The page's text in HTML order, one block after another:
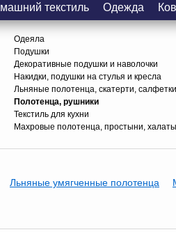
текстиль Одежда
Одеяла
Подушки
Декоративные подушки и наволочки
Накидки, подушки на стулья и кресла
Льняные полотенца, скатерти, салфетки
Полотенца, рушники
Текстиль для кухни
Махровые полотенца, простыни,
Льняные умягченные полотенца